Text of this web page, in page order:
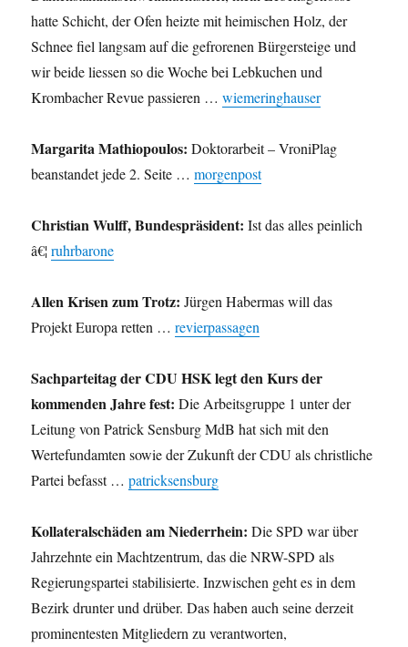
hatte Schicht, der Ofen heizte mit heimischen Holz, der
Schnee fiel langsam auf die gefrorenen Bürgersteige und
wir beide liessen so die Woche bei Lebkuchen und
Krombacher Revue passieren …wiemeringhauser
Margarita Mathiopoulos: Doktorarbeit – VroniPlag
beanstandet jede 2. Seite …morgenpost
Christian Wulff, Bundespräsident: Ist das alles peinlich
â€¦ruhrbarone
Allen Krisen zum Trotz: Jürgen Habermas will das
Projekt Europa retten …revierpassagen
Sachparteitag der CDU HSK legt den Kurs der
kommenden Jahre fest: Die Arbeitsgruppe 1 unter der
Leitung von Patrick Sensburg MdB hat sich mit den
Wertefundamten sowie der Zukunft der CDU als christliche
Partei befasst …patricksensburg
Kollateralschäden am Niederrhein: Die SPD war über
Jahrzehnte ein Machtzentrum, das die NRW-SPD als
Regierungspartei stabilisierte. Inzwischen geht es in dem
Bezirk drunter und drüber. Das haben auch seine derzeit
prominentesten Mitgliedern zu verantworten,